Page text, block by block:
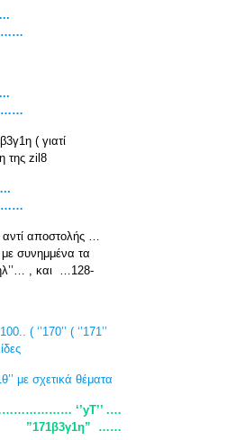
( γιατί
της zil8
αντί αποστολής …
συνημμένα τα
, και …128-
( ‘’170’’ ( ‘’171’’
με σχετικά θέματα
‘’yT’’ .…
”171β3γ1η”
……